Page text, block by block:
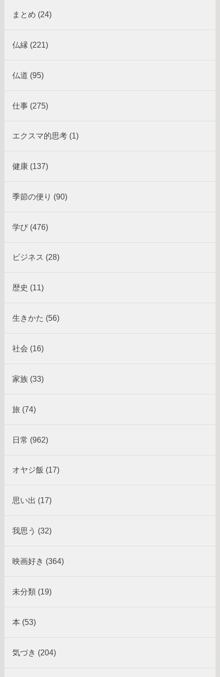
まとめ (24)
仏縁 (221)
仏道 (95)
仕事 (275)
エクスマ的思考 (1)
健康 (137)
季節の便り (90)
学び (476)
ビジネス (28)
歴史 (11)
生きかた (56)
社会 (16)
家族 (33)
旅 (74)
日常 (962)
オヤジ飯 (17)
思い出 (17)
我思う (32)
映画好き (364)
未分類 (19)
本 (53)
気づき (204)